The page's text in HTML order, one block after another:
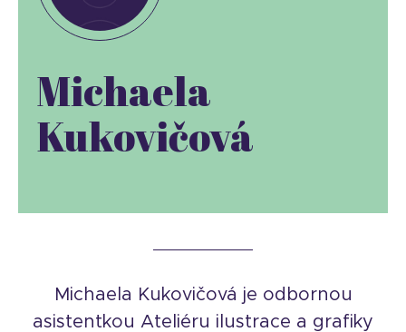
Michaela
Kukovičová
Michaela Kukovičová je odbornou
asistentkou Ateliéru ilustrace a grafiky